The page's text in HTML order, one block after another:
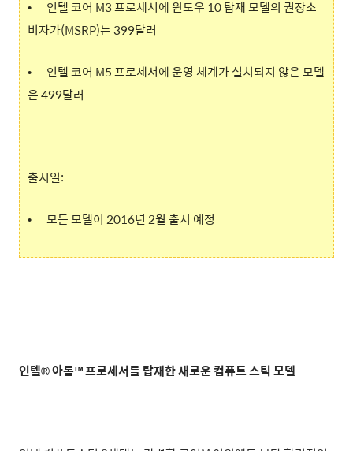
•
인텔 코어 M3 프로세서에 윈도우 10 탑재 모델의 권장소
비자가(MSRP)는 399달러
•
인텔 코어 M5 프로세서에 운영 체계가 설치되지 않은 모델
은 499달러
출시일:
• 모든 모델이 2016년 2월 출시 예정
인텔® 아톰™ 프로세서를 탑재한 새로운 컴퓨트 스틱 모델